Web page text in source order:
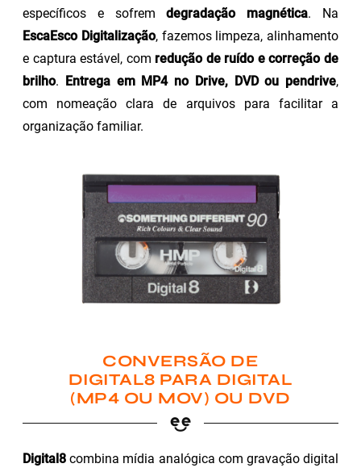
específicos e sofremdegradação magnética. Na
EscaEsco Digitalização, fazemos limpeza, alinhamento
e captura estável, com redução de ruído e correção de
brilho. Entrega em MP4 no Drive, DVD ou pendrive,
com nomeação clara de arquivos para facilitar a
organização familiar.
CONVERSÃO DE
DIGITAL8 PARA DIGITAL
(MP4 OU MOV) OU DVD
Digital8 combina mídia analógica com gravação digital